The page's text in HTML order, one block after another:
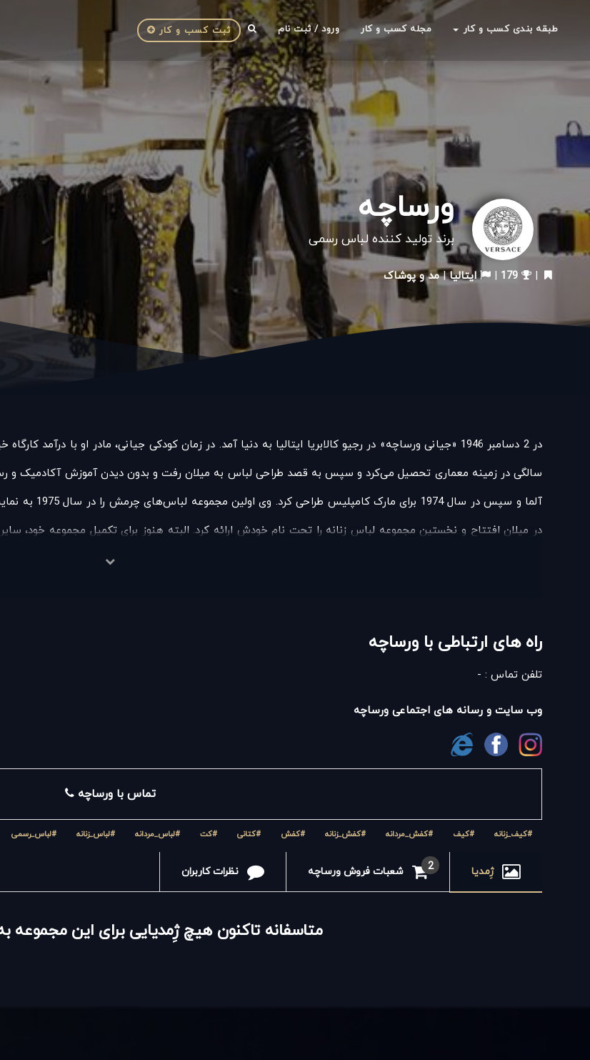
ورساچه
برند تولید کننده لباس رسمی
|
| ایتالیا|مد و پوشاک
طبقه بندی کسب و کار مجله کسب و کار ورود / ثبت نام ثبت کسب و کار
سالگی در زمینه معماری تحصیل می‌کرد و سپس به قصد طراحی لباس به میلان رفت و بدون دیدن آموزش آکادمیک و
در میلان افتتاح و نخستین مجموعه لباس زنانه را تحت نام خودش ارائه کرد. البته هنوز برای تکمیل مجموعه خود،
خود را به عنوان یک برند مطرح کند. وی همه چیز را در مورد رنگ، جنس، برش و دوخت پارچه‌ها می‌دانست.
راه های ارتباطی با ورساچه
تلفن تماس : -
وب سایت و رسانه های اجتماعی ورساچه
تماس با ورساچه
#کیف_زنانه #کیف #کفش_مردانه #کفش_زنانه #کفش #کتانی #کت #لباس_مردانه #لباس_زنانه #لباس_رسمی
ژِمدیا 2 شعبات فروش ورساچه نظرات کاربران
متاسفانه تاکنون هیچ ژِمدیایی برای این